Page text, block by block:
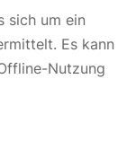
sich um ein
Es kann
Nutzung